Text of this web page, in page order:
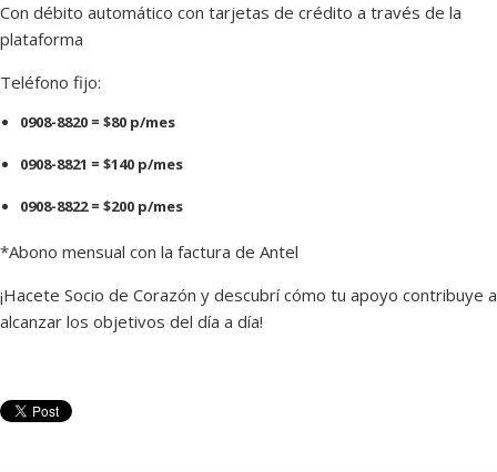
Con débito automático con tarjetas de crédito a través de la
plataforma
Teléfono fijo:
0908-8820 = $80 p/mes
0908-8821 = $140 p/mes
0908-8822 = $200 p/mes
*Abono mensual con la factura de Antel
¡Hacete Socio de Corazón y descubrí cómo tu apoyo contribuye a
alcanzar los objetivos del día a día!